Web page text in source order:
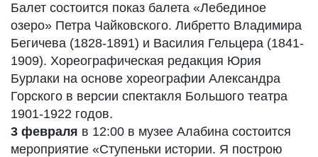
Балет состоится показ балета «Лебединое
озеро» Петра Чайковского. Либретто Владимира
Бегичева (1828-1891) и Василия Гельцера (1841-
1909). Хореографическая редакция Юрия
Бурлаки на основе хореографии Александра
Горского в версии спектакля Большого театра
1901-1922 годов.
3 февраля в 12:00 в музее Алабина состоится
мероприятие «Ступеньки истории. Я построю